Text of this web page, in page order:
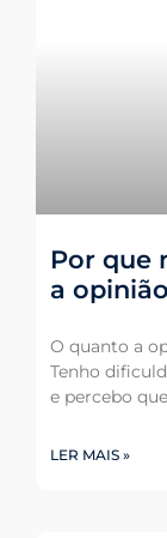
Por que
a
O quanto a
Tenho
e percebo
LER MAIS »